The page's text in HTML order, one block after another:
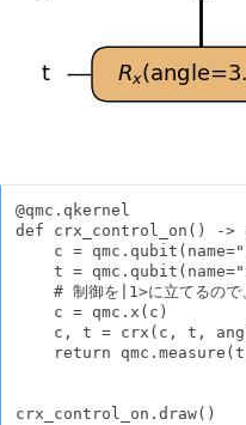
@qmc.qkernel
def crx_control_on() ->
c =
t =
# 制御を|1>に立てるので
    c = qmc.x(c)
c, t = crx(c, t,
return
crx_control_on.draw()